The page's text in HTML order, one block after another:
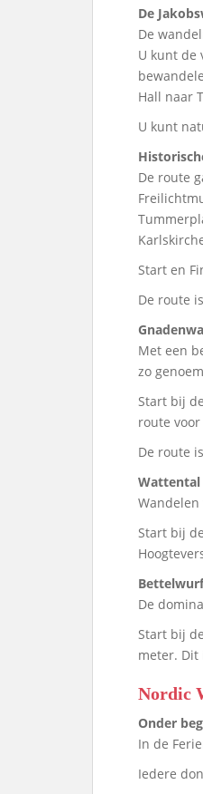
De
De
U kunt de
Hall naar
U kunt
De route
Start en
De route
Met een
zo
Start bij
route
De route
Wattental
Start bij
Bettelwurf
De
Start bij
meter. Dit
Nordic
Onder
In de
Iedere